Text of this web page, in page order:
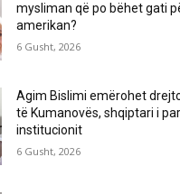
mysliman që po bëhet gati
amerikan?
6 Gusht, 2026
Agim Bislimi emërohet
të Kumanovës, shqiptari i
institucionit
6 Gusht, 2026